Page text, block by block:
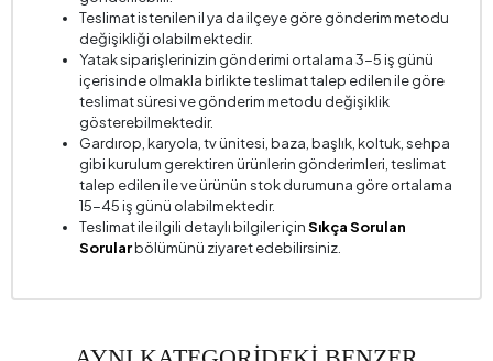
Teslimat istenilen il ya da ilçeye göre gönderim metodu
değişikliği olabilmektedir.
Yatak siparişlerinizin gönderimi ortalama 3-5 iş günü
içerisinde olmakla birlikte teslimat talep edilen ile göre
teslimat süresi ve gönderim metodu değişiklik
gösterebilmektedir.
Gardırop, karyola, tv ünitesi, baza, başlık, koltuk, sehpa
gibi kurulum gerektiren ürünlerin gönderimleri, teslimat
talep edilen ile ve ürünün stok durumuna göre ortalama
15-45 iş günü olabilmektedir.
Teslimat ile ilgili detaylı bilgiler içinSıkça Sorulan
Sorularbölümünü ziyaret edebilirsiniz.